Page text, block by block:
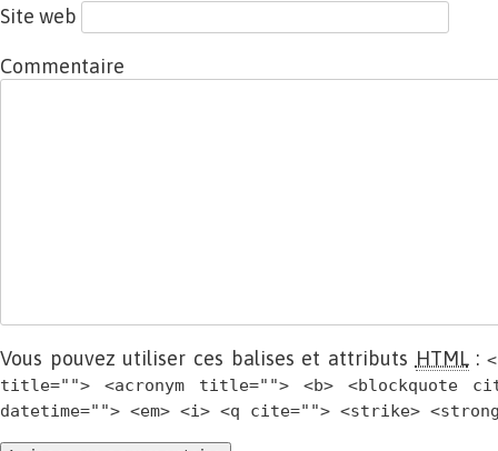
Site web
Commentaire
Vous pouvez utiliser ces balises et attributs HTML:
title=""> <acronym title=""> <b> <blockquote
datetime=""> <em> <i> <q cite=""> <strike>